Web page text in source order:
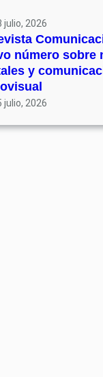
julio, 2026
número sobre
y
julio, 2026